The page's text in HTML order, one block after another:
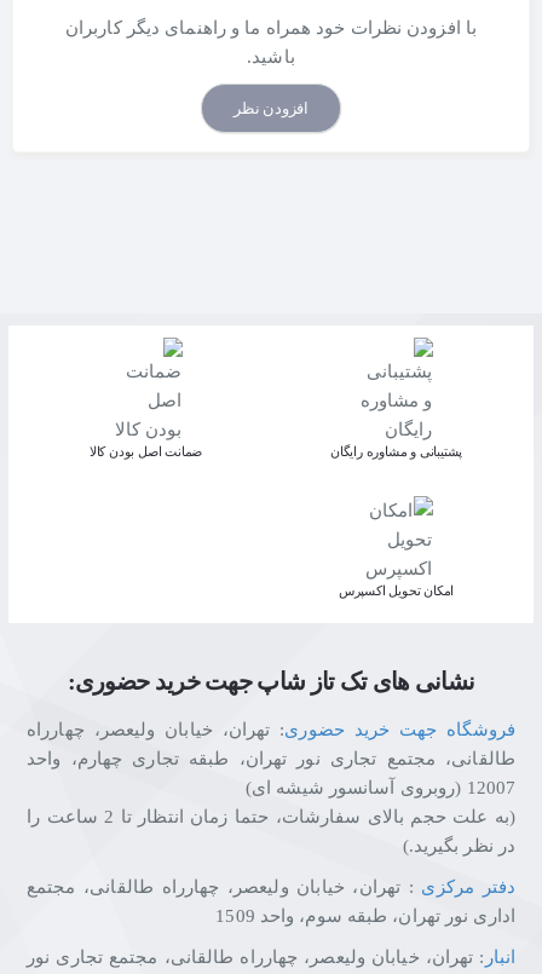
با افزودن نظرات خود همراه ما و راهنمای دیگر کاربران
باشید.
افزودن نظر
پشتیبانی و مشاوره رایگان ﺿﻤﺎﻧﺖ اﺻﻞ ﺑﻮدن ﮐﺎﻟﺎ
اﻣﮑﺎن ﺗﺤﻮﯾﻞ اﮐﺴﭙﺮس
نشانی های تک تاز شاپ جهت خرید حضوری:
فروشگاه جهت خرید حضوری: تهران، خیابان ولیعصر، چهارراه
طالقانی، مجتمع تجاری نور تهران، طبقه تجاری چهارم، واحد
12007 (روبروی آسانسور شیشه ای)
(به علت حجم بالای سفارشات، حتما زمان انتظار تا 2 ساعت را
در نظر بگیرید.)
دفتر مرکزی : تهران، خیابان ولیعصر، چهارراه طالقانی، مجتمع
اداری نور تهران، طبقه سوم، واحد 1509
انبار : تهران، خیابان ولیعصر، چهارراه طالقانی، مجتمع تجاری نور